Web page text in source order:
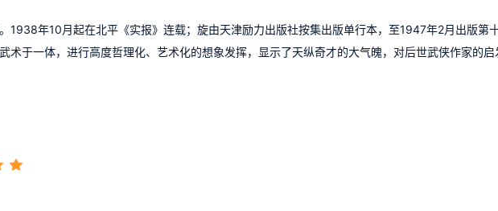
1938年10月起在北平《实报》连载；旋由天津励力出版社按集出版单行本，至1947年2月出版第
术于一体，进行高度哲理化、艺术化的想象发挥，显示了天纵奇才的大气魄，对后世武侠作家的启